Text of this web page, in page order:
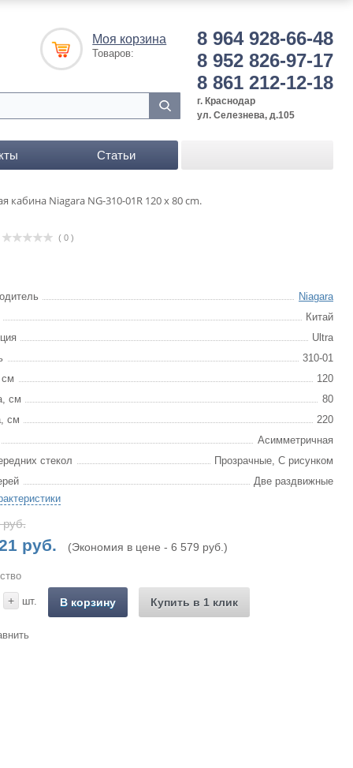
8 964 928-66-48
8 952 826-97-17
8 861 212-12-18
г. Краснодар
ул. Селезнева, д.105
Моя корзина
Товаров:
Статьи
кабина Niagara NG-310-01R 120 x 80 cm.
( 0 )
Niagara
Китай
Ultra
310-01
120
см
80
см
220
Асимметричная
стекол
Прозрачные, С рисунком
Две раздвижные
руб.
руб. (Экономия в цене - 6 579 руб.)
+ шт. В корзину Купить в 1 клик